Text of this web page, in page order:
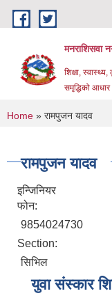
Skip to main content
मनराशिसवा
शिक्षा, स्वास्थ्य,
समृद्धिको आधार
You are
Home » रामपुजन यादव
रामपुजन यादव
इन्जिनियर
फोन:
9854024730
Section:
सिभिल
युवा संस्कार